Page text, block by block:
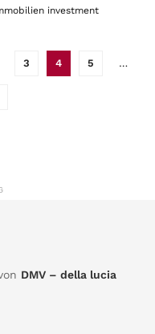
investment
3 4 5 …
DMV – della lucia